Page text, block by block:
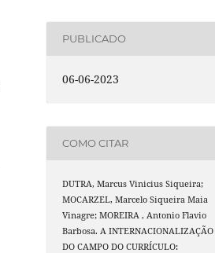
PUBLICADO
06-06-2023
COMO CITAR
DUTRA, Marcus Vinicius Siqueira;
MOCARZEL, Marcelo Siqueira Maia
Vinagre; MOREIRA , Antonio Flavio
Barbosa. A INTERNACIONALIZAÇÃO
DO CAMPO DO CURRÍCULO: